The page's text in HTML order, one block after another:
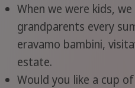
When we were kids,
grandparents every
eravamo bambini,
estate.
Would you like a cup